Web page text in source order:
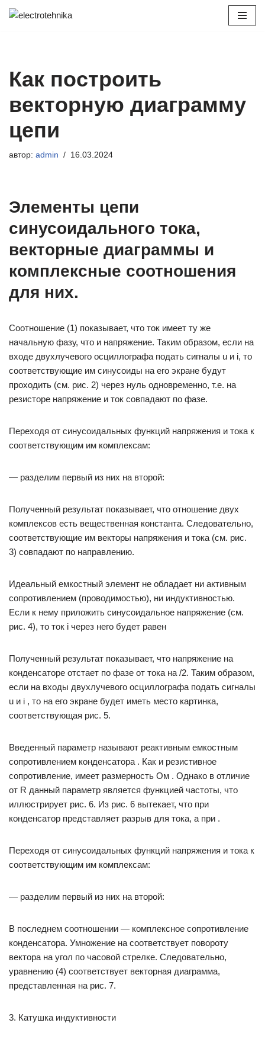
Как построить
векторную диаграмму
цепи
автор: admin 16.03.2024
Элементы цепи
синусоидального тока,
векторные диаграммы и
комплексные соотношения
для них.
Соотношение (1) показывает, что ток имеет ту же
начальную фазу, что и напряжение. Таким образом, если на
входе двухлучевого осциллографа подать сигналы u и i, то
соответствующие им синусоиды на его экране будут
проходить (см. рис. 2) через нуль одновременно, т.е. на
резисторе напряжение и ток совпадают по фазе.
Переходя от синусоидальных функций напряжения и тока к
соответствующим им комплексам:
— разделим первый из них на второй:
Полученный результат показывает, что отношение двух
комплексов есть вещественная константа. Следовательно,
соответствующие им векторы напряжения и тока (см. рис.
3) совпадают по направлению.
Идеальный емкостный элемент не обладает ни активным
сопротивлением (проводимостью), ни индуктивностью.
Если к нему приложить синусоидальное напряжение (см.
рис. 4), то ток i через него будет равен
Полученный результат показывает, что напряжение на
конденсаторе отстает по фазе от тока на /2. Таким образом,
если на входы двухлучевого осциллографа подать сигналы
u и i , то на его экране будет иметь место картинка,
соответствующая рис. 5.
Введенный параметр называют реактивным емкостным
сопротивлением конденсатора . Как и резистивное
сопротивление, имеет размерность Ом . Однако в отличие
от R данный параметр является функцией частоты, что
иллюстрирует рис. 6. Из рис. 6 вытекает, что при
конденсатор представляет разрыв для тока, а при .
Переходя от синусоидальных функций напряжения и тока к
соответствующим им комплексам:
— разделим первый из них на второй:
В последнем соотношении — комплексное сопротивление
конденсатора. Умножение на соответствует повороту
вектора на угол по часовой стрелке. Следовательно,
уравнению (4) соответствует векторная диаграмма,
представленная на рис. 7.
3. Катушка индуктивности